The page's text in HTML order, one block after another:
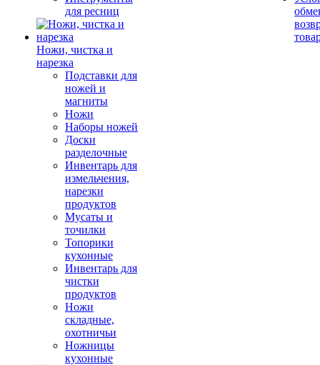
для ресниц
Ножи, чистка и
нарезка
Подставки для
ножей и
магниты
Ножи
Наборы ножей
Доски
разделочные
Инвентарь для
измельчения,
нарезки
продуктов
Мусаты и
точилки
Топорики
кухонные
Инвентарь для
чистки
продуктов
Ножи
складные,
охотничьи
Ножницы
кухонные